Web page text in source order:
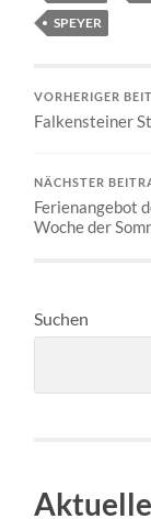
SPEYER
VORHERIGER
Falkensteiner
NÄCHSTER
Ferienangebot
Woche der
Suchen